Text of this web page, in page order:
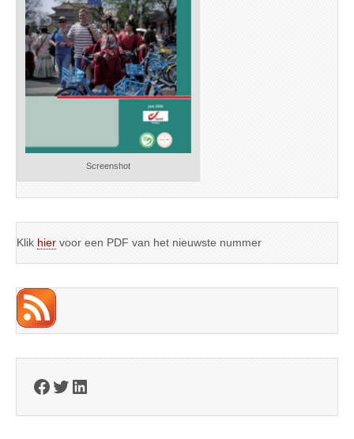
Screenshot
Klik hier voor een PDF van het nieuwste nummer
Facebook
Twitter
LinkedIn